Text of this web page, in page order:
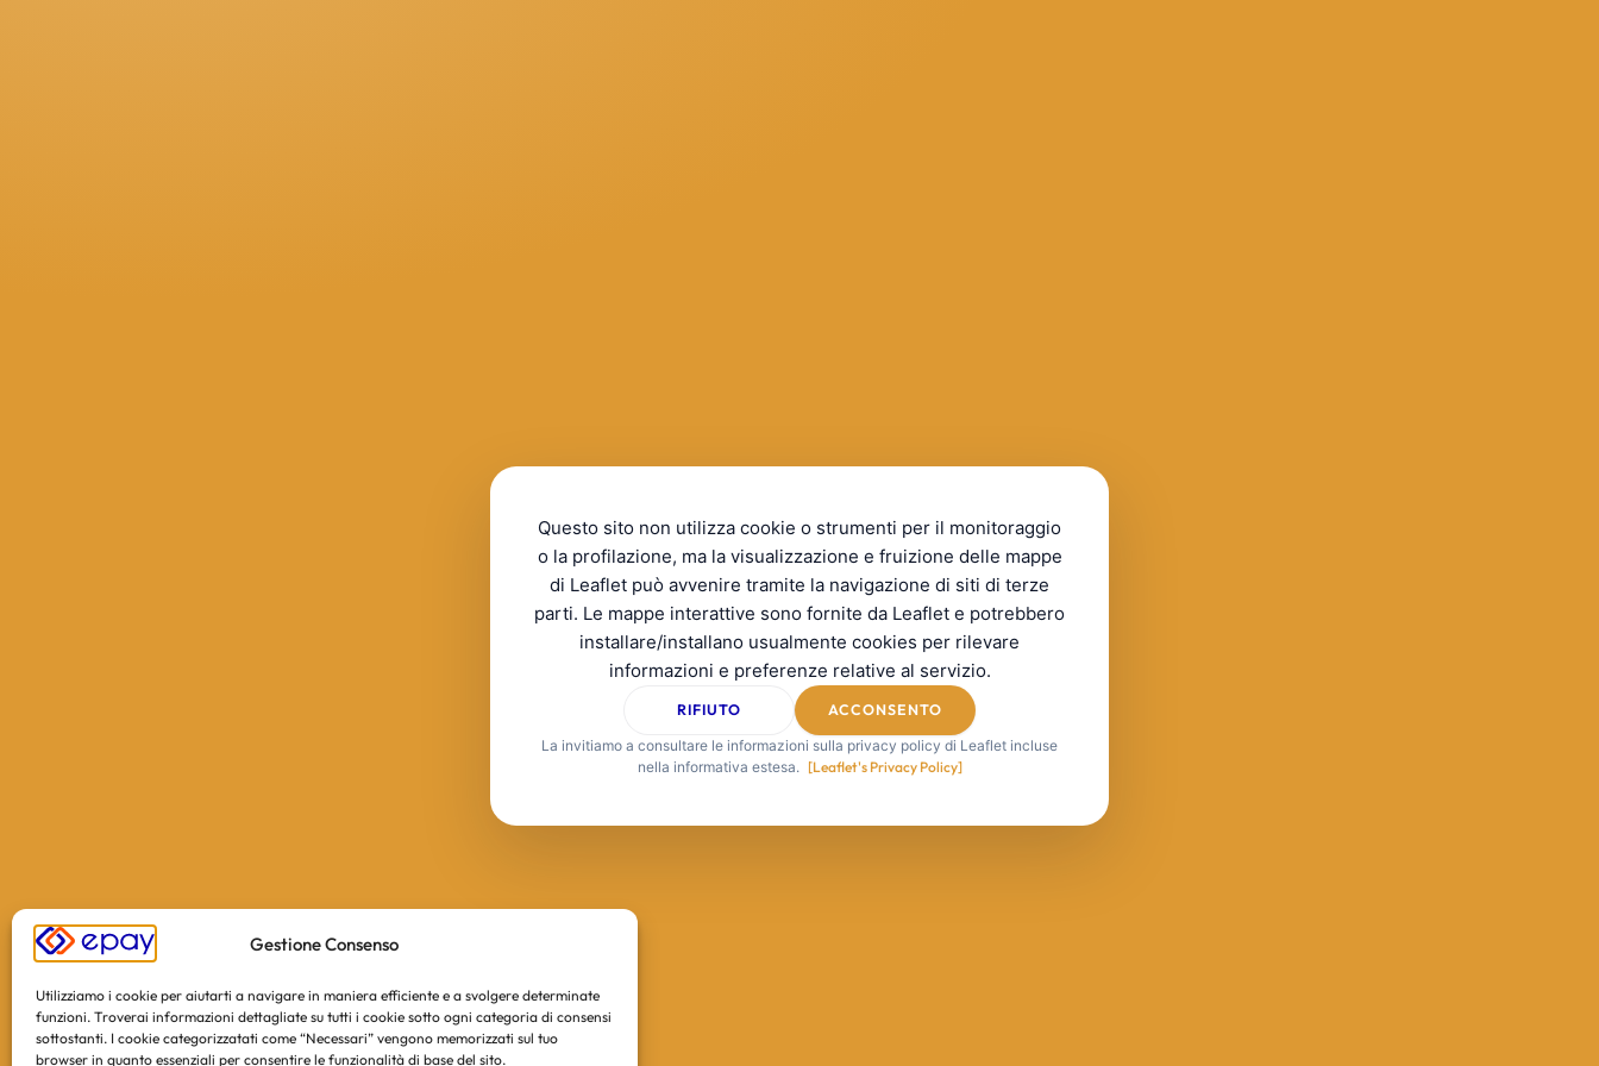
Gestione Consenso
Utilizziamo i cookie per aiutarti a navigare in maniera efficiente e a svolgere determinate
funzioni. Troverai informazioni dettagliate su tutti i cookie sotto ogni categoria di consensi
sottostanti. I cookie categorizzatati come “Necessari” vengono memorizzati sul tuo
browser in quanto essenziali per consentire le funzionalità di base del sito.
Questo sito non utilizza cookie o strumenti per il monitoraggio
o la profilazione, ma la visualizzazione e fruizione delle mappe
di Leaflet può avvenire tramite la navigazione di siti di terze
parti. Le mappe interattive sono fornite da Leaflet e potrebbero
installare/installano usualmente cookies per rilevare
informazioni e preferenze relative al servizio.
RIFIUTO
ACCONSENTO
La invitiamo a consultare le informazioni sulla privacy policy di Leaflet incluse
nella informativa estesa. [Leaflet's Privacy Policy]